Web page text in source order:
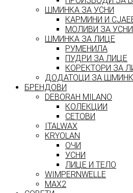
ШМИНКА ЗА УСНИ
КАРМИНИ И
МОЛИВИ ЗА УСНИ
ШМИНКА ЗА ЛИЦЕ
РУМЕНИЛА
ПУДРИ ЗА ЛИЦЕ
КОРЕКТОРИ ЗА
ДОДАТОЦИ ЗА
БРЕНДОВИ
DEBORAH MILANO
КОЛЕКЦИИ
СЕТОВИ
ITALWAX
KRYOLAN
ОЧИ
УСНИ
ЛИЦЕ И ТЕЛО
WIMPERNWELLE
MAX2